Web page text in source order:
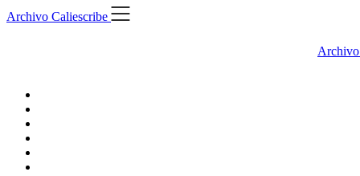
Skip
to
Archivo Caliescribe